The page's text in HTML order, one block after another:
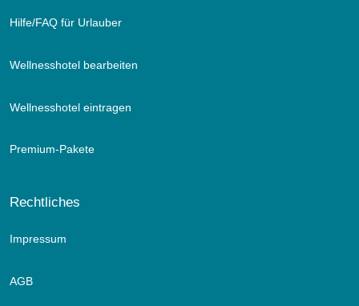
Hilfe/FAQ für Urlauber
Wellnesshotel bearbeiten
Wellnesshotel eintragen
Premium-Pakete
Rechtliches
Impressum
AGB